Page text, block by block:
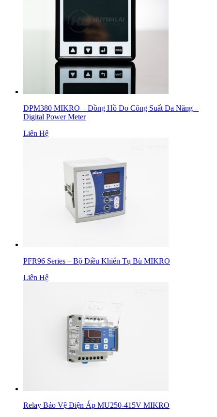
DPM380 MIKRO – Đồng Hồ Đo Công Suất Đa Năng –
Digital Power Meter
Liên Hệ
PFR96 Series – Bộ Điều Khiển Tụ Bù MIKRO
Liên Hệ
Relay Bảo Vệ Điện Áp MU250-415V MIKRO